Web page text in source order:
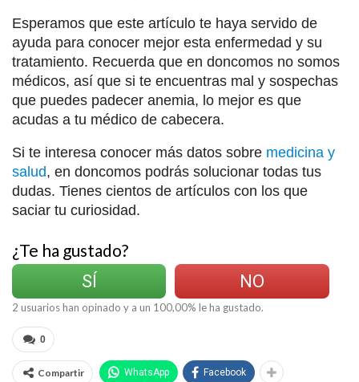
Esperamos que este artículo te haya servido de
ayuda para conocer mejor esta enfermedad y su
tratamiento. Recuerda que en doncomos no somos
médicos, así que si te encuentras mal y sospechas
que puedes padecer anemia, lo mejor es que
acudas a tu médico de cabecera.
Si te interesa conocer más datos sobre medicina y
salud, en doncomos podrás solucionar todas tus
dudas. Tienes cientos de artículos con los que
saciar tu curiosidad.
¿Te ha gustado?
SÍ
NO
2 usuarios han opinado y a un 100,00% le ha gustado.
0
Compartir WhatsApp Facebook